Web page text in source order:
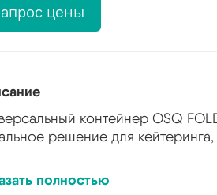
цены
контейнер OSQ
решение для
Упаковка удобна в
полностью